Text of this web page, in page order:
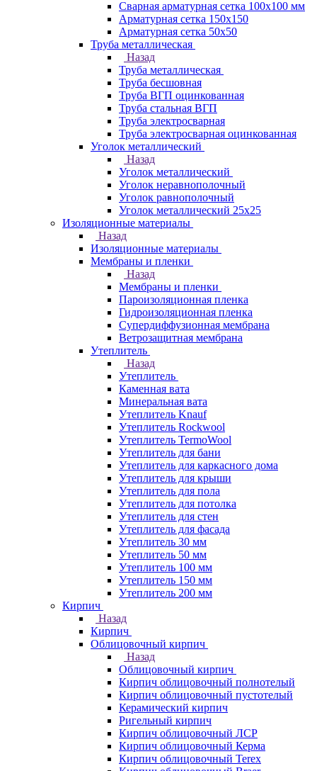
Сварная арматурная сетка 100х100 мм
Арматурная сетка 150х150
Арматурная сетка 50х50
Труба металлическая
Назад
Труба металлическая
Труба бесшовная
Труба ВГП оцинкованная
Труба стальная ВГП
Труба электросварная
Труба электросварная оцинкованная
Уголок металлический
Назад
Уголок металлический
Уголок неравнополочный
Уголок равнополочный
Уголок металлический 25х25
Изоляционные материалы
Назад
Изоляционные материалы
Мембраны и пленки
Назад
Мембраны и пленки
Пароизоляционная пленка
Гидроизоляционная пленка
Супердиффузионная мембрана
Ветрозащитная мембрана
Утеплитель
Назад
Утеплитель
Каменная вата
Минеральная вата
Утеплитель Knauf
Утеплитель Rockwool
Утеплитель TermoWool
Утеплитель для бани
Утеплитель для каркасного дома
Утеплитель для крыши
Утеплитель для пола
Утеплитель для потолка
Утеплитель для стен
Утеплитель для фасада
Утеплитель 30 мм
Утеплитель 50 мм
Утеплитель 100 мм
Утеплитель 150 мм
Утеплитель 200 мм
Кирпич
Назад
Кирпич
Облицовочный кирпич
Назад
Облицовочный кирпич
Кирпич облицовочный полнотелый
Кирпич облицовочный пустотелый
Керамический кирпич
Ригельный кирпич
Кирпич облицовочный ЛСР
Кирпич облицовочный Керма
Кирпич облицовочный Terex